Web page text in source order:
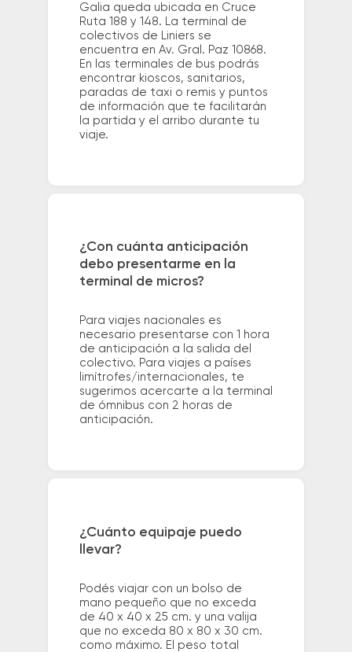
Galia queda ubicada en Cruce
Ruta 188 y 148. La terminal de
colectivos de Liniers se
encuentra en Av. Gral. Paz 10868.
En las terminales de bus podrás
encontrar kioscos, sanitarios,
paradas de taxi o remis y puntos
de información que te facilitarán
la partida y el arribo durante tu
viaje.
¿Con cuánta anticipación
debo presentarme en la
terminal de micros?
Para viajes nacionales es
necesario presentarse con 1 hora
de anticipación a la salida del
colectivo. Para viajes a países
limítrofes/internacionales, te
sugerimos acercarte a la terminal
de ómnibus con 2 horas de
anticipación.
¿Cuánto equipaje puedo
llevar?
Podés viajar con un bolso de
mano pequeño que no exceda
de 40 x 40 x 25 cm. y una valija
que no exceda 80 x 80 x 30 cm.
como máximo. El peso total